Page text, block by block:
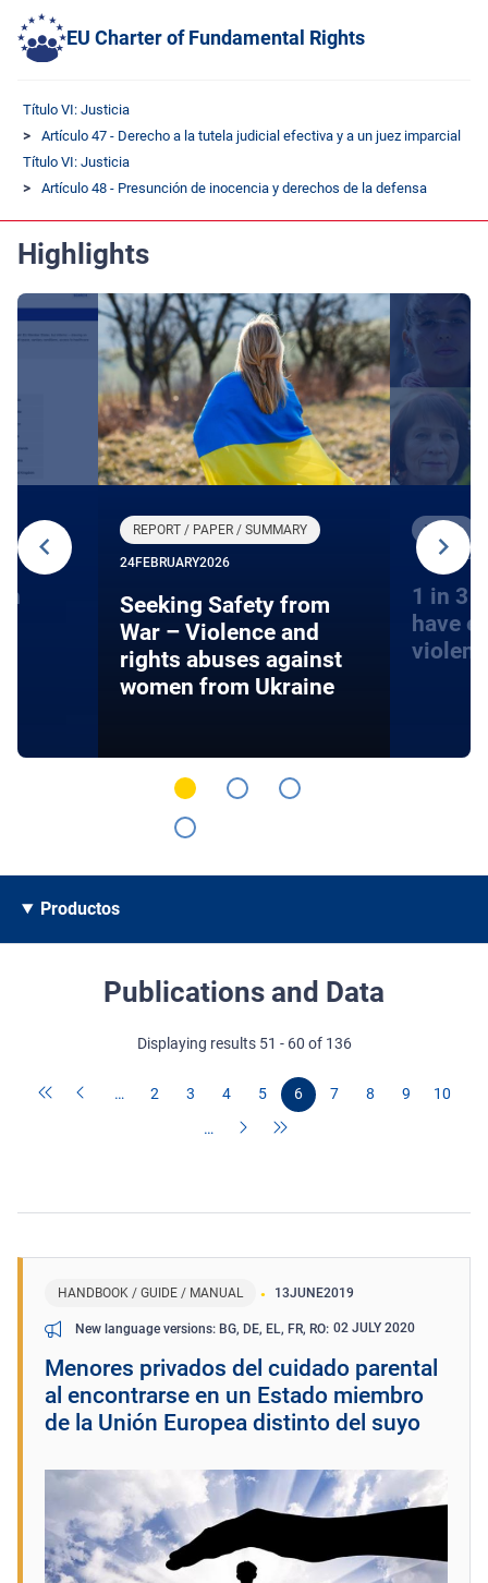
EU Charter of Fundamental Rights
Título VI: Justicia
Artículo 47 - Derecho a la tutela judicial efectiva y a un juez imparcial
Título VI: Justicia
Artículo 48 - Presunción de inocencia y derechos de la defensa
Highlights
REPORT / PAPER / SUMMARY
24FEBRUARY2026
Seeking Safety from
War – Violence and
rights abuses against
women from Ukraine
VIDEO
15
1 in 3
have
Productos
Publications and Data
Displaying results 51 - 60 of 136
… 2 3 4 5 6 7 8 9
10
…
HANDBOOK / GUIDE / MANUAL 13JUNE2019
New language versions: BG, DE, EL, FR, RO 02 JULY 2020
Menores privados del cuidado parental
al encontrarse en un Estado miembro
de la Unión Europea distinto del suyo